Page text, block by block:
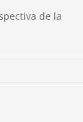
de la